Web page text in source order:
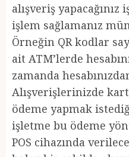
alışveriş
işlem sağlamanız
Örneğin QR kodlar
ait ATM’lerde
zamanda
Alışverişlerinizde
ödeme yapmak
işletme bu ödeme
POS cihazında